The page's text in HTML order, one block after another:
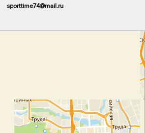
sporttime74@mail.ru